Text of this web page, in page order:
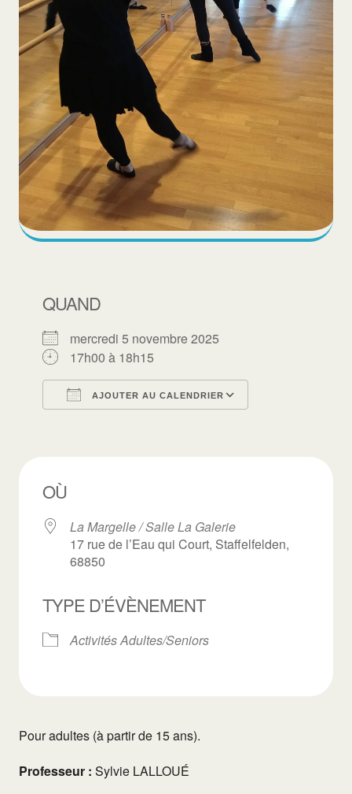
QUAND
mercredi 5 novembre 2025
17h00 à 18h15
AJOUTER AU CALENDRIER
OÙ
La Margelle / Salle La Galerie
17 rue de l’Eau qui Court, Staffelfelden,
68850
TYPE D’ÉVÈNEMENT
Activités Adultes/Seniors
Pour adultes (à partir de 15 ans).
Professeur : Sylvie LALLOUÉ